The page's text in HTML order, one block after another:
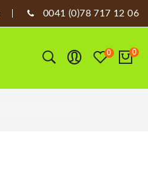
0041 (0)78 717 12 06
0 0